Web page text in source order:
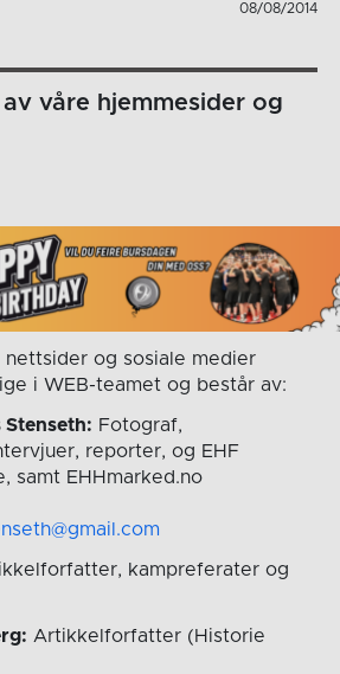
08/08/2014
våre hjemmesider og
nettsider og sosiale medier
i WEB-teamet og består av:
Stenseth: Fotograf,
reporter, og EHF
samt EHHmarked.no
kampreferater og
Artikkelforfatter (Historie